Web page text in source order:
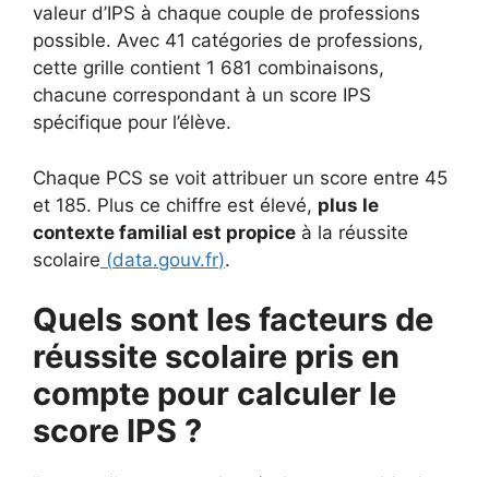
valeur d’IPS à chaque couple de professions
possible. Avec 41 catégories de professions,
cette grille contient 1 681 combinaisons,
chacune correspondant à un score IPS
spécifique pour l’élève.
Chaque PCS se voit attribuer un score entre 45
et 185. Plus ce chiffre est élevé, plus le
contexte familial est propice à la réussite
scolaire (data.gouv.fr).
Quels sont les facteurs de
réussite scolaire pris en
compte pour calculer le
score IPS ?